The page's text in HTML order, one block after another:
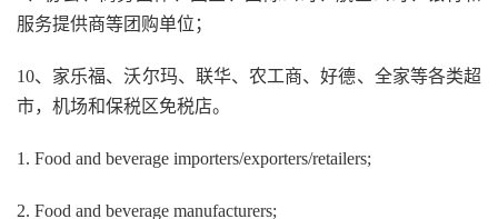
服务提供商等团购单位；
10、家乐福、沃尔玛、联华、农工商、好德、全家等各类超
市，机场和保税区免税店。
1. Food and beverage importers/exporters/retailers;
2. Food and beverage manufacturers;